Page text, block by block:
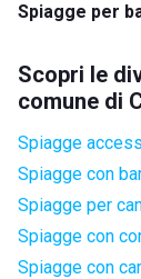
Spiagge per
Scopri le
comune di
Spiagge
Spiagge con
Spiagge per
Spiagge con
Spiagge con